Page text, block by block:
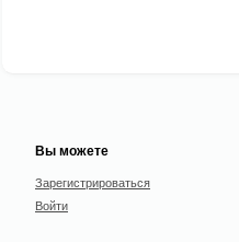
Вы можете
Зарегистрироваться
Войти